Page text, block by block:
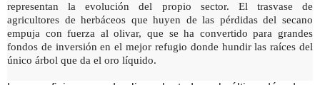
representan la evolución del propio sector. El trasvase de
agricultores de herbáceos que huyen de las pérdidas del secano
empuja con fuerza al olivar, que se ha convertido para grandes
fondos de inversión en el mejor refugio donde hundir las raíces del
único árbol que da el oro líquido.